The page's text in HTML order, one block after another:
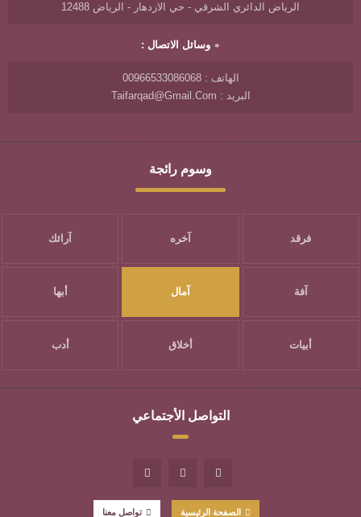
الرياض الدائري الشرقي - حي الازدهار - الرياض 12488
وسائل الاتصال :
الهاتف : 00966533086068
البريد : Taifarqad@gmail.com
وسوم رائجة
فرقد آخره آرائك
آفة آمال أبها
أبيات أخلاق أدب
التواصل الأجتماعي
الصفحة الرئيسية تواصل معنا